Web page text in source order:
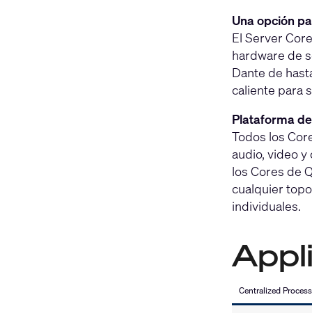
Una opción
El Server
hardware de
Dante de
caliente para
Plataforma
Todos los
audio, video
los Cores de
cualquier
individuales.
Centralized